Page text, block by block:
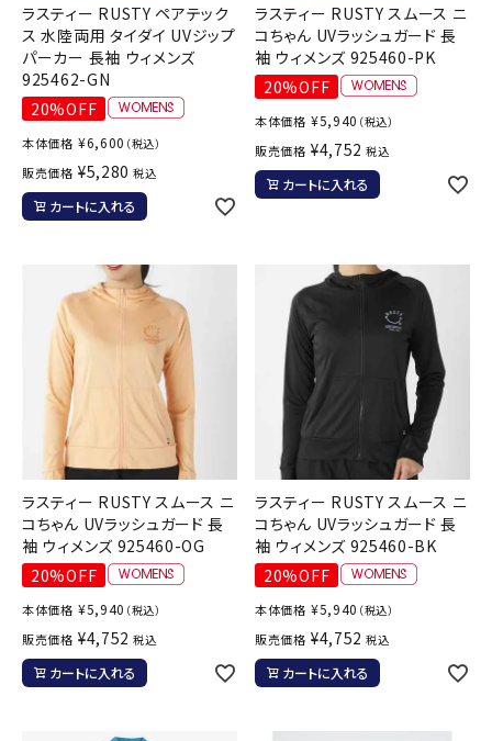
ラスティー RUSTY ペアテック
ス 水陸両用 タイダイ UVジップ
パーカー 長袖 ウィメンズ
925462-GN
20%OFF
本体価格 ¥6,600 （税込）
販売価格 ¥5,280 税込
カートに入れる
ラスティー RUSTY スムース ニ
コちゃん UVラッシュガード 長
袖 ウィメンズ 925460-PK
20%OFF
本体価格 ¥5,940 （税込）
販売価格 ¥4,752 税込
カートに入れる
ラスティー RUSTY スムース ニ
コちゃん UVラッシュガード 長
袖 ウィメンズ 925460-OG
20%OFF
本体価格 ¥5,940 （税込）
販売価格 ¥4,752 税込
カートに入れる
ラスティー RUSTY スムース ニ
コちゃん UVラッシュガード 長
袖 ウィメンズ 925460-BK
20%OFF
本体価格 ¥5,940 （税込）
販売価格 ¥4,752 税込
カートに入れる